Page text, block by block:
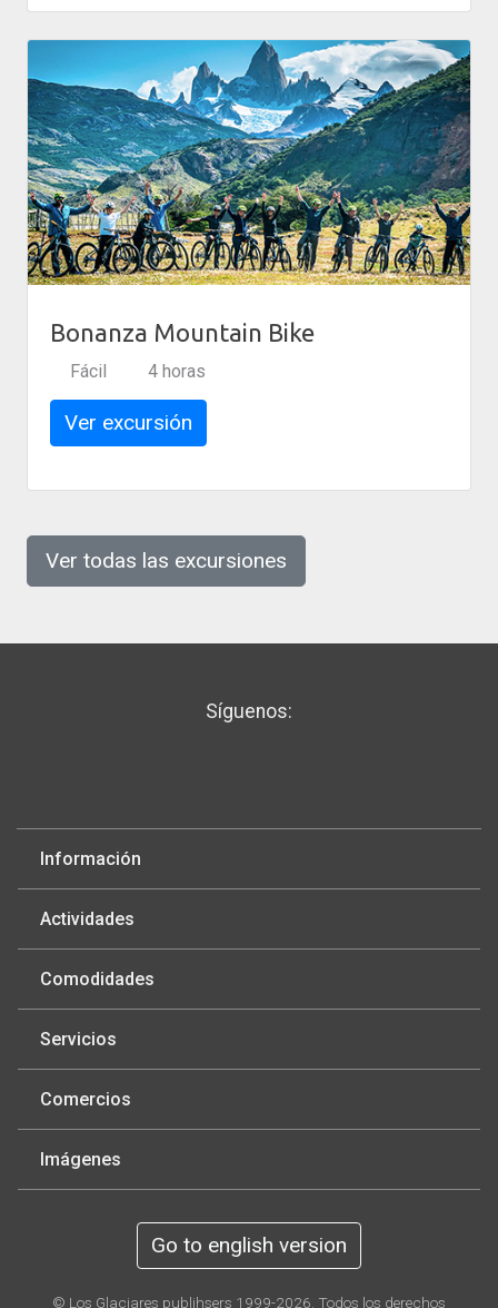
Bonanza Mountain Bike
Fácil 4 horas
Ver excursión
Ver todas las excursiones
Síguenos:
Información
Actividades
Comodidades
Servicios
Comercios
Imágenes
Go to english version
© Los Glaciares publihsers 1999-2026. Todos los derechos